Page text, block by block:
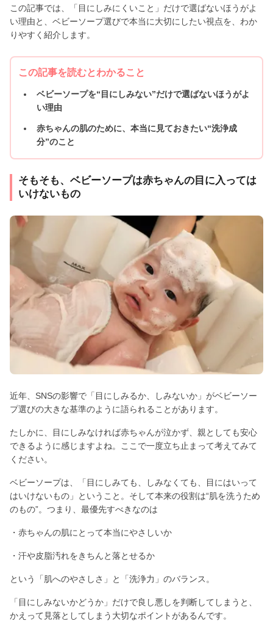
この記事では、「目にしみにくいこと」だけで選ばないほうがよ
い理由と、ベビーソープ選びで本当に大切にしたい視点を、わか
りやすく紹介します。
この記事を読むとわかること
ベビーソープを“目にしみない”だけで選ばないほうがよ
い理由
赤ちゃんの肌のために、本当に見ておきたい“洗浄成
分”のこと
そもそも、ベビーソープは赤ちゃんの目に入っては
いけないもの
近年、SNSの影響で「目にしみるか、しみないか」がベビーソー
プ選びの大きな基準のように語られることがあります。
たしかに、目にしみなければ赤ちゃんが泣かず、親としても安心
できるように感じますよね。ここで一度立ち止まって考えてみて
ください。
ベビーソープは、「目にしみても、しみなくても、目にはいって
はいけないもの」ということ。そして本来の役割は“肌を洗うため
のもの”。つまり、最優先すべきなのは
・赤ちゃんの肌にとって本当にやさしいか
・汗や皮脂汚れをきちんと落とせるか
という「肌へのやさしさ」と「洗浄力」のバランス。
「目にしみないかどうか」だけで良し悪しを判断してしまうと、
かえって見落としてしまう大切なポイントがあるんです。